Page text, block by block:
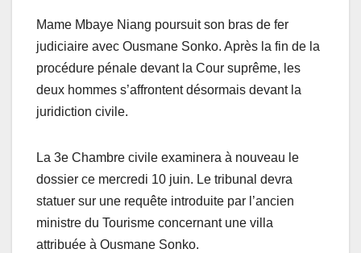
Mame Mbaye Niang poursuit son bras de fer
judiciaire avec Ousmane Sonko. Après la fin de la
procédure pénale devant la Cour suprême, les
deux hommes s’affrontent désormais devant la
juridiction civile.
La 3e Chambre civile examinera à nouveau le
dossier ce mercredi 10 juin. Le tribunal devra
statuer sur une requête introduite par l’ancien
ministre du Tourisme concernant une villa
attribuée à Ousmane Sonko.